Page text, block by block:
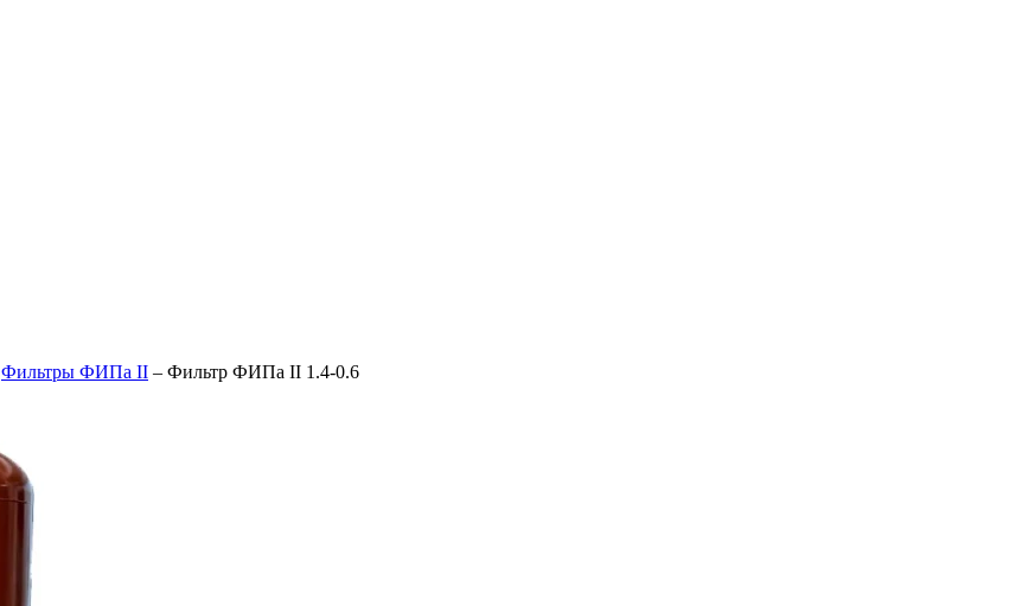
Фильтры ФИПа II – Фильтр ФИПа II 1.4-0.6